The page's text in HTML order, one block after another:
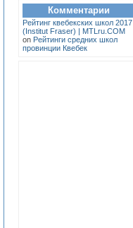
Комментарии
Pейтинг квебекских школ 2017
(Institut Fraser) | MTLru.COM
on Рейтинги средних школ
провинции Квебек